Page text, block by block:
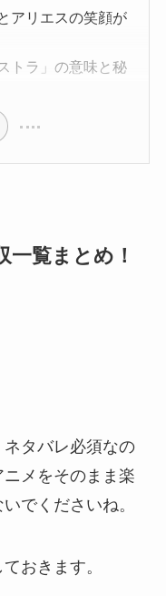
アリエスの笑顔が
トラ」の意味と秘
一覧まとめ！
タバレ必須なの
メをそのまま楽
でくださいね。
おきます。